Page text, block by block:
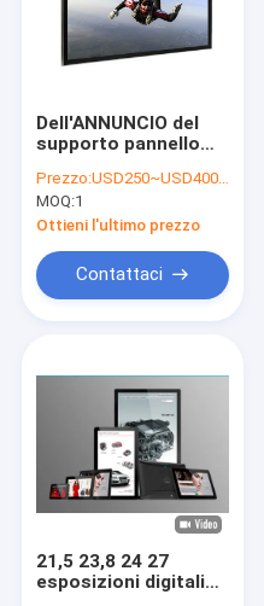
Dell'ANNUNCIO del
supporto pannello
AC110V-240V del
vetro temperato del
contrassegno di
Digital da solo
Prezzo:USD250~USD400/pc
MOQ:1
Ottieni l'ultimo prezzo
Contattaci
21,5 23,8 24 27
esposizioni digitali